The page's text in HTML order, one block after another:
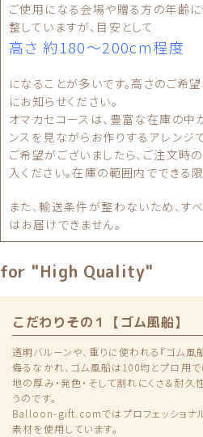
ご使用になる会場や贈る方の年齢
整していますが、目安として
高さ 約180〜200cm程度
になることが多いです。高さのご希
にお知らせください。
オマカセコースは、豊富な在庫の中
ンスを見ながらお作りするアレンジで
ご希望がございましたら、ご注文時
入ください。在庫の範囲内でできる
また、輸送条件が整わないため、す
はお届けできません。
for "High Quality"
こだわりその１【ゴム風船】
透明バルーンや、重りに使われる『ゴム風船
侮るなかれ、ゴム風船は100均とプロ用で
地の厚み・発色・そして割れにくさ＆耐久
うのです。
Balloon-gift.comではプロフェッショナ
素材を使用しています。